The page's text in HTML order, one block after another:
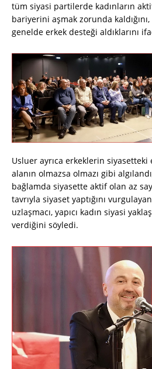
tüm siyasi partilerde kadınların
bariyerini aşmak zorunda
genelde erkek desteği aldıklarını
Usluer ayrıca erkeklerin
alanın olmazsa olmazı gibi
bağlamda siyasette aktif olan az
tavrıyla siyaset yaptığını
uzlaşmacı, yapıcı kadın siyasi
verdiğini söyledi.